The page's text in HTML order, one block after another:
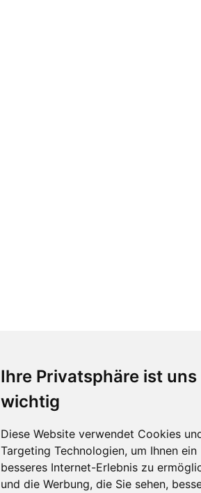
Ihre Privatsphäre ist uns
wichtig
Diese Website verwendet Cookies
Targeting Technologien, um Ihnen ein
besseres Internet-Erlebnis zu
und die Werbung, die Sie sehen,